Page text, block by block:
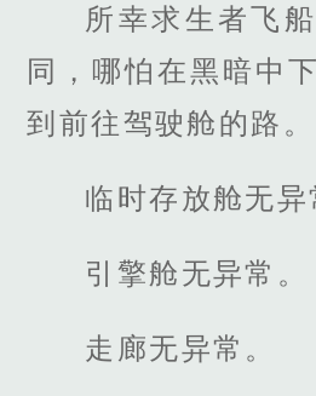
所幸求生者飞
同，哪怕在黑暗中
到前往驾驶舱的路。
临时存放舱无异
引擎舱无异常。
走廊无异常。